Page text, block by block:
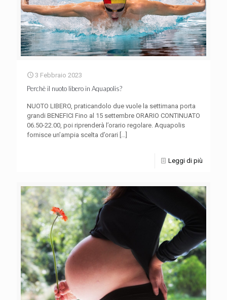
3 Febbraio 2023
Perchè il nuoto libero in Aquapolis?
NUOTO LIBERO, praticandolo due vuole la settimana porta
grandi BENEFICI Fino al 15 settembre ORARIO CONTINUATO
06.50-22.00, poi riprenderà l’orario regolare. Aquapolis
fornisce un’ampia scelta d’orari […]
Leggi di più